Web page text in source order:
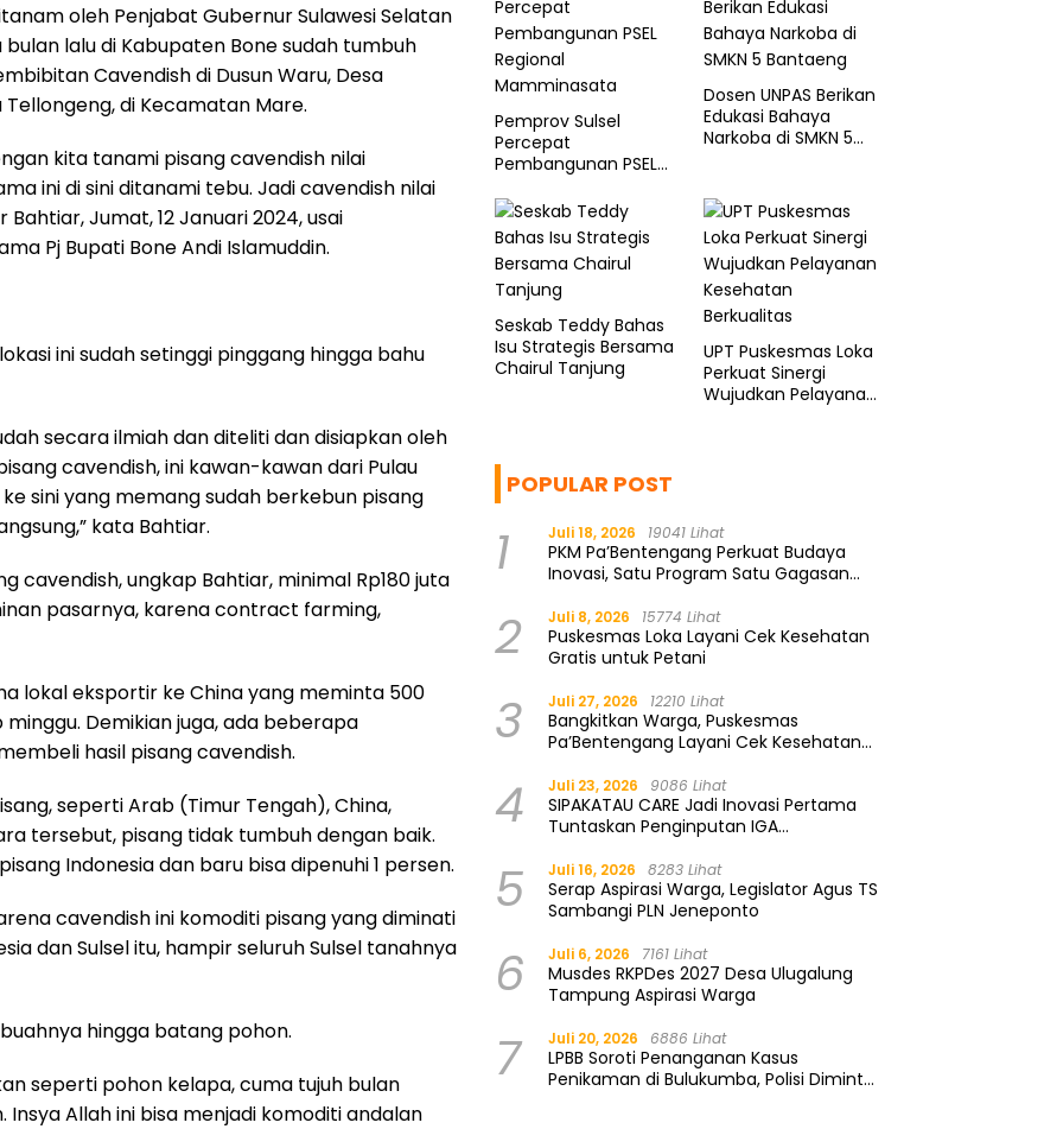
oleh Penjabat Gubernur Sulawesi Selatan
lalu di Kabupaten Bone sudah tumbuh
Cavendish di Dusun Waru, Desa
di Kecamatan Mare.
kita tanami pisang cavendish nilai
ini di sini ditanami tebu. Jadi cavendish nilai
Jumat, 12 Januari 2024, usai
Pj Bupati Bone Andi Islamuddin.
ini sudah setinggi pinggang hingga bahu
secara ilmiah dan diteliti dan disiapkan oleh
cavendish, ini kawan-kawan dari Pulau
sini yang memang sudah berkebun pisang
kata Bahtiar.
cavendish, ungkap Bahtiar, minimal Rp180 juta
pasarnya, karena contract farming,
lokal eksportir ke China yang meminta 500
Demikian juga, ada beberapa
hasil pisang cavendish.
seperti Arab (Timur Tengah), China,
tersebut, pisang tidak tumbuh dengan baik.
Indonesia dan baru bisa dipenuhi 1 persen.
cavendish ini komoditi pisang yang diminati
dan Sulsel itu, hampir seluruh Sulsel tanahnya
hingga batang pohon.
seperti pohon kelapa, cuma tujuh bulan
Allah ini bisa menjadi komoditi andalan
Pemprov Sulsel
Percepat
Pembangunan PSEL
Mamminasata
Dosen UNPAS Berikan
Edukasi Bahaya
Narkoba di SMKN 5
Seskab Teddy Bahas
Isu Strategis Bersama
Chairul Tanjung
UPT Puskesmas Loka
Perkuat Sinergi
Wujudkan Pelayanan
POPULAR POST
1 Juli 18, 2026 19041 Lihat
PKM Pa’Bentengang Perkuat Budaya
Inovasi, Satu Program Satu Gagasan
2 Juli 8, 2026 15774 Lihat
Puskesmas Loka Layani Cek Kesehatan
Gratis untuk Petani
3 Juli 27, 2026 12210 Lihat
Bangkitkan Warga, Puskesmas
Pa’Bentengang Layani Cek Kesehatan
4 Juli 23, 2026 9086 Lihat
SIPAKATAU CARE Jadi Inovasi Pertama
Tuntaskan Penginputan IGA
5 Juli 16, 2026 8283 Lihat
Serap Aspirasi Warga, Legislator Agus TS
Sambangi PLN Jeneponto
6 Juli 6, 2026 7161 Lihat
Musdes RKPDes 2027 Desa Ulugalung
Tampung Aspirasi Warga
7 Juli 20, 2026 6886 Lihat
LPBB Soroti Penanganan Kasus
Penikaman di Bulukumba, Polisi Diminta